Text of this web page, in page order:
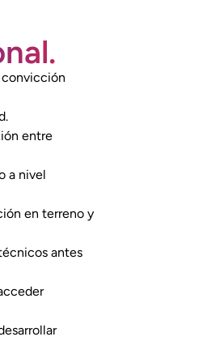
convicción
entre
a nivel
en terreno y
antes